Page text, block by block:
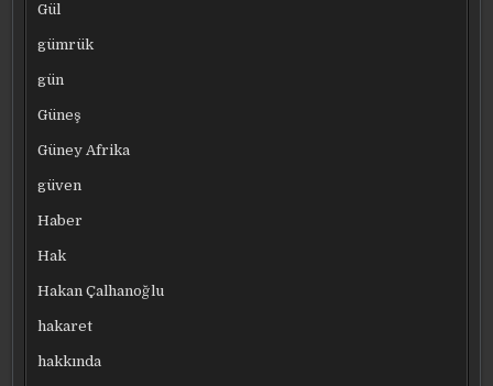
Gül
gümrük
gün
Güneş
Güney Afrika
güven
Haber
Hak
Hakan Çalhanoğlu
hakaret
hakkında